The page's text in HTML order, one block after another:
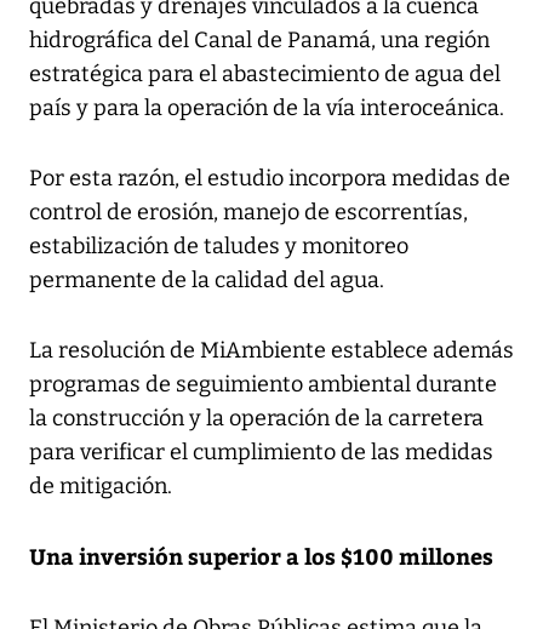
quebradas y drenajes vinculados a la cuenca
hidrográfica del Canal de Panamá, una región
estratégica para el abastecimiento de agua del
país y para la operación de la vía interoceánica.
Por esta razón, el estudio incorpora medidas de
control de erosión, manejo de escorrentías,
estabilización de taludes y monitoreo
permanente de la calidad del agua.
La resolución de MiAmbiente establece además
programas de seguimiento ambiental durante
la construcción y la operación de la carretera
para verificar el cumplimiento de las medidas
de mitigación.
Una inversión superior a los $100 millones